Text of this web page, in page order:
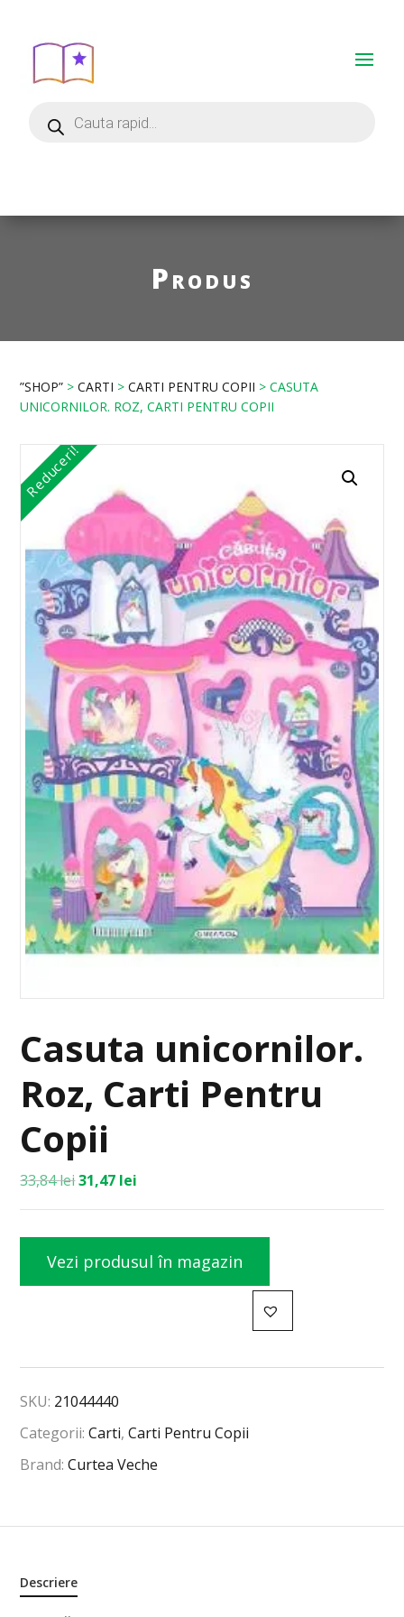
Produs
”SHOP” >CARTI >CARTI PENTRU COPII > CASUTA
UNICORNILOR. ROZ, CARTI PENTRU COPII
Reduceri!
Casuta unicornilor.
Roz, Carti Pentru
Copii
33,84lei31,47 lei
Vezi produsul în magazin
SKU: 21044440
Categorii:Carti,Carti Pentru Copii
Brand:Curtea Veche
Descriere